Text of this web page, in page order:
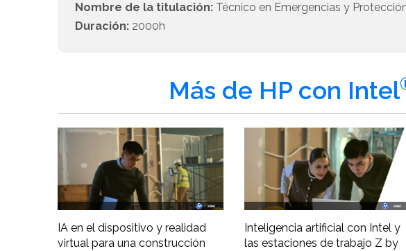
Nombre de la titulación: Técnico en Emergencias y
Duración: 2000h
Más de HP con Intel
IA en el dispositivo y realidad
virtual para una construcción
Inteligencia artificial con Intel y
las estaciones de trabajo Z by